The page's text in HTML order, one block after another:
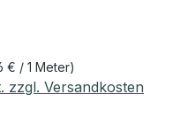
€ / 1 Meter)
zzgl. Versandkosten